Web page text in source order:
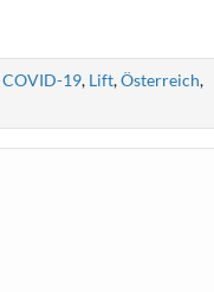
COVID-19, Lift,Österreich,